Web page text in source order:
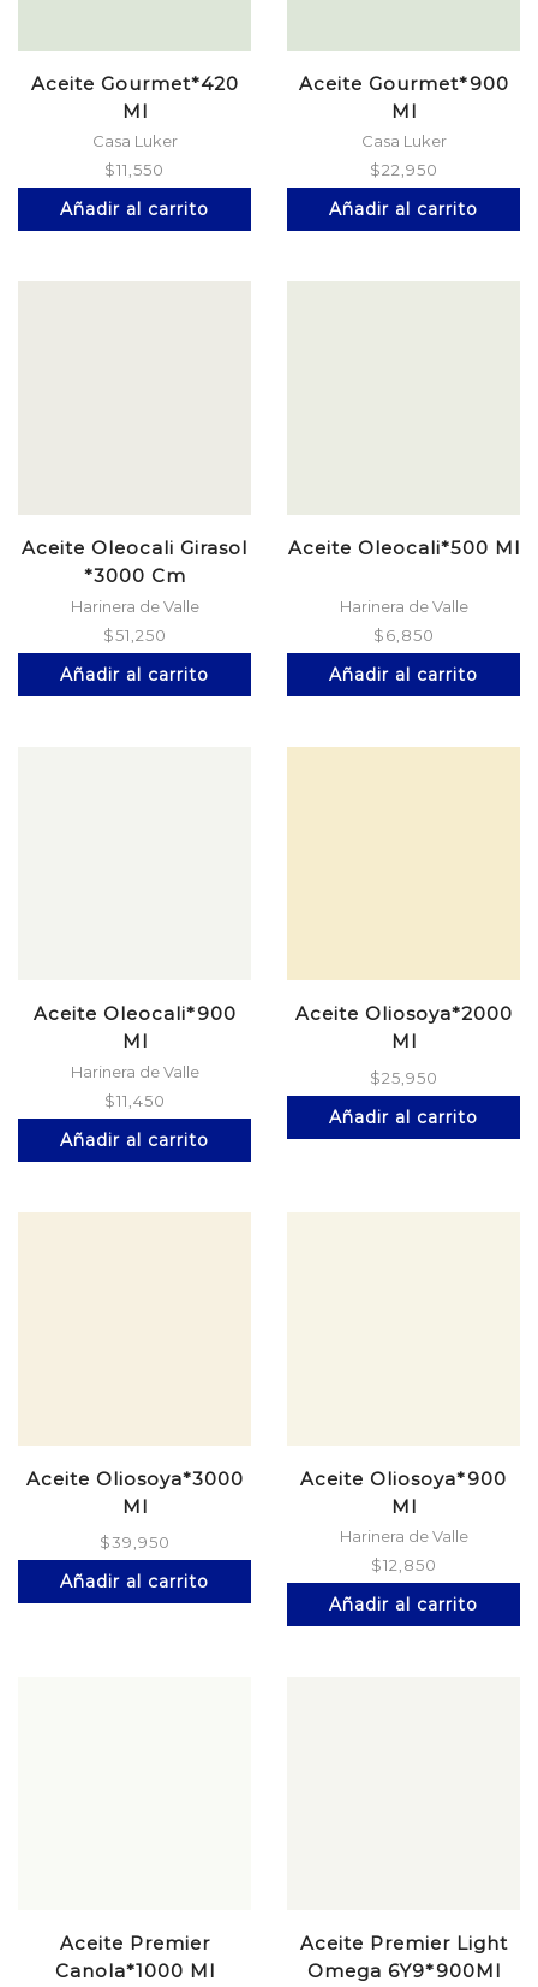
Aceite Gourmet*420
Ml
Casa Luker
$11,550
Añadir al carrito
Aceite Gourmet*900
Ml
Casa Luker
$22,950
Añadir al carrito
Aceite Oleocali Girasol
*3000 Cm
Harinera de Valle
$51,250
Añadir al carrito
Aceite Oleocali*500 Ml
Harinera de Valle
$6,850
Añadir al carrito
Aceite Oleocali*900
Ml
Harinera de Valle
$11,450
Añadir al carrito
Aceite Oliosoya*2000
Ml
$25,950
Añadir al carrito
Aceite Oliosoya*3000
Ml
$39,950
Añadir al carrito
Aceite Oliosoya*900
Ml
Harinera de Valle
$12,850
Añadir al carrito
Aceite Premier
Canola*1000 Ml
Aceite Premier Light
Omega 6Y9*900Ml